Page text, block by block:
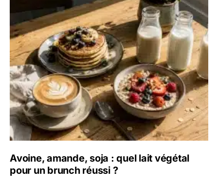
Avoine, amande, soja : quel lait végétal
pour un brunch réussi ?